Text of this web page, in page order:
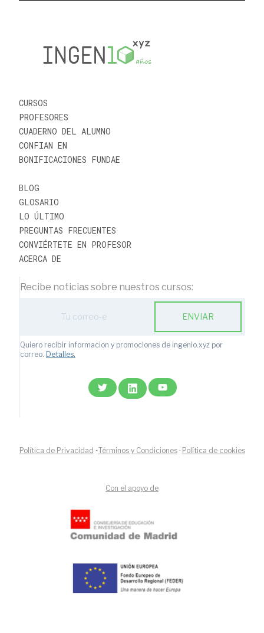
CURSOS
PROFESORES
CUADERNO DEL ALUMNO
CONFIAN EN
BONIFICACIONES FUNDAE
BLOG
GLOSARIO
LO ÚLTIMO
PREGUNTAS FRECUENTES
CONVIÉRTETE EN PROFESOR
ACERCA DE
Recibe noticias sobre nuestros cursos:
ENVIAR
Quiero recibir informacion y promociones de ingenio.xyz por
correo. Detalles.
Política de Privacidad · Términos y Condiciones· Política de cookies
Con el apoyo de